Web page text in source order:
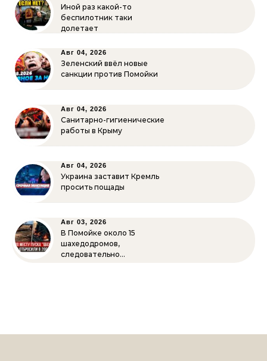
Иной раз какой-то
беспилотник таки
долетает
Авг 04, 2026
Зеленский ввёл новые
санкции против Помойки
Авг 04, 2026
Санитарно-гигиенические
работы в Крыму
Авг 04, 2026
Украина заставит Кремль
просить пощады
Авг 03, 2026
В Помойке около 15
шахедодромов,
следовательно…